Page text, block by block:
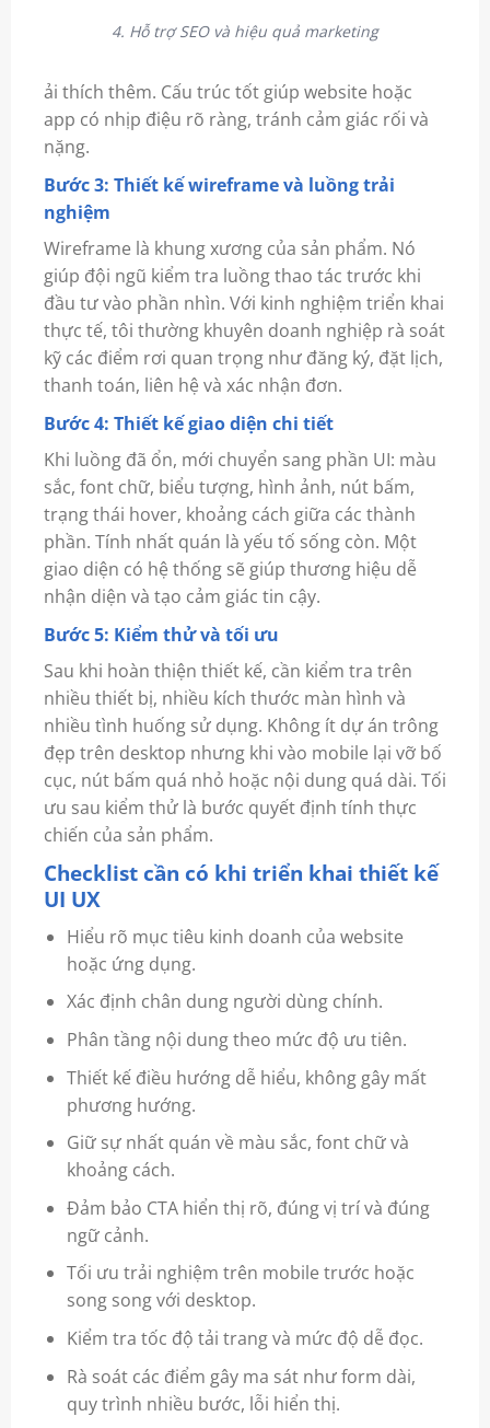
4. Hỗ trợ SEO và hiệu quả marketing
ải thích thêm. Cấu trúc tốt giúp website hoặc
app có nhịp điệu rõ ràng, tránh cảm giác rối và
nặng.
Bước 3: Thiết kế wireframe và luồng trải
nghiệm
Wireframe là khung xương của sản phẩm. Nó
giúp đội ngũ kiểm tra luồng thao tác trước khi
đầu tư vào phần nhìn. Với kinh nghiệm triển khai
thực tế, tôi thường khuyên doanh nghiệp rà soát
kỹ các điểm rơi quan trọng như đăng ký, đặt lịch,
thanh toán, liên hệ và xác nhận đơn.
Bước 4: Thiết kế giao diện chi tiết
Khi luồng đã ổn, mới chuyển sang phần UI: màu
sắc, font chữ, biểu tượng, hình ảnh, nút bấm,
trạng thái hover, khoảng cách giữa các thành
phần. Tính nhất quán là yếu tố sống còn. Một
giao diện có hệ thống sẽ giúp thương hiệu dễ
nhận diện và tạo cảm giác tin cậy.
Bước 5: Kiểm thử và tối ưu
Sau khi hoàn thiện thiết kế, cần kiểm tra trên
nhiều thiết bị, nhiều kích thước màn hình và
nhiều tình huống sử dụng. Không ít dự án trông
đẹp trên desktop nhưng khi vào mobile lại vỡ bố
cục, nút bấm quá nhỏ hoặc nội dung quá dài. Tối
ưu sau kiểm thử là bước quyết định tính thực
chiến của sản phẩm.
Checklist cần có khi triển khai thiết kế
UI UX
Hiểu rõ mục tiêu kinh doanh của website
hoặc ứng dụng.
Xác định chân dung người dùng chính.
Phân tầng nội dung theo mức độ ưu tiên.
Thiết kế điều hướng dễ hiểu, không gây mất
phương hướng.
Giữ sự nhất quán về màu sắc, font chữ và
khoảng cách.
Đảm bảo CTA hiển thị rõ, đúng vị trí và đúng
ngữ cảnh.
Tối ưu trải nghiệm trên mobile trước hoặc
song song với desktop.
Kiểm tra tốc độ tải trang và mức độ dễ đọc.
Rà soát các điểm gây ma sát như form dài,
quy trình nhiều bước, lỗi hiển thị.